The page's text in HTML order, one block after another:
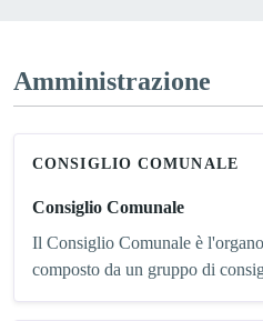
Amministrazione
CONSIGLIO COMUNALE
Consiglio Comunale
Il Consiglio Comunale è
composto da un gruppo di